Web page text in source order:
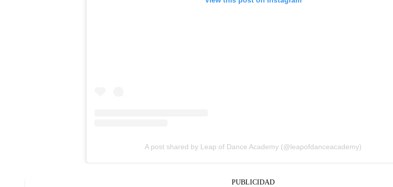
A post shared by Leap of Dance Academy (@leapofdanceacademy)
PUBLICIDAD